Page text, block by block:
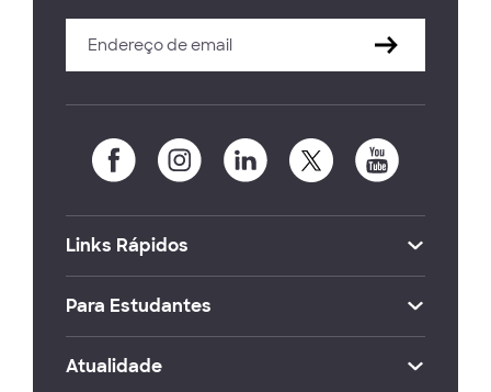
Links Rápidos
Para Estudantes
Atualidade